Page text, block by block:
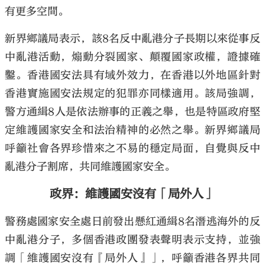
有更多空間。
新界鄉議局表示，該8名反中亂港分子長期以來從事反
中亂港活動，煽動分裂國家、顛覆國家政權，證據確
鑿。香港國安法具有域外效力，在香港以外地區針對
香港實施國安法規定的犯罪亦同樣適用。該局強調，
警方通緝8人是依法辦事的正義之舉，也是特區政府堅
定維護國家安全和法治精神的必然之舉。新界鄉議局
呼籲社會各界珍惜來之不易的穩定局面，自覺與反中
亂港分子割席，共同維護國家安全。
政界：維護國安沒有「局外人」
警務處國家安全處日前發出懸紅通緝8名潛逃海外的反
中亂港分子，多個香港政團發表聲明表示支持，並強
調「維護國安沒有『局外人』」，呼籲香港各界共同